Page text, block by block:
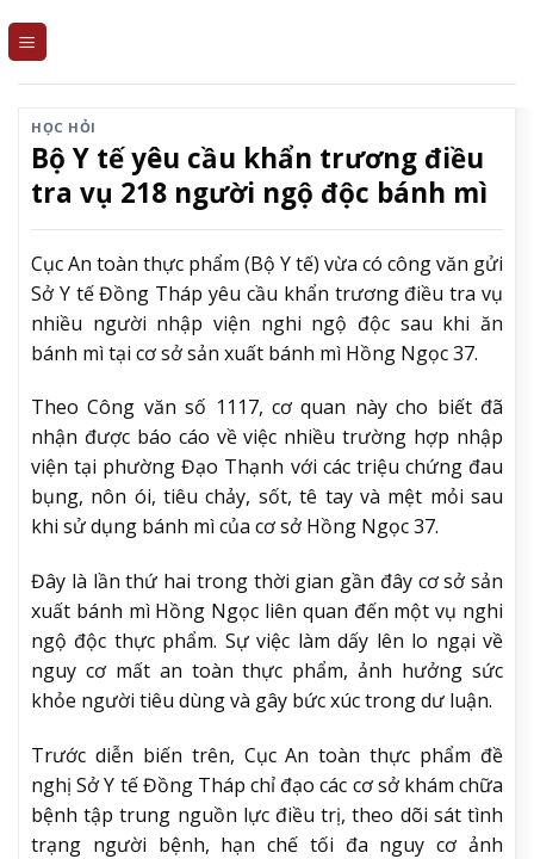
HỌC HỎI
Bộ Y tế yêu cầu khẩn trương điều
tra vụ 218 người ngộ độc bánh mì
Cục An toàn thực phẩm (Bộ Y tế) vừa có công văn gửi
Sở Y tế Đồng Tháp yêu cầu khẩn trương điều tra vụ
nhiều người nhập viện nghi ngộ độc sau khi ăn
bánh mì tại cơ sở sản xuất bánh mì Hồng Ngọc 37.
Theo Công văn số 1117, cơ quan này cho biết đã
nhận được báo cáo về việc nhiều trường hợp nhập
viện tại phường Đạo Thạnh với các triệu chứng đau
bụng, nôn ói, tiêu chảy, sốt, tê tay và mệt mỏi sau
khi sử dụng bánh mì của cơ sở Hồng Ngọc 37.
Đây là lần thứ hai trong thời gian gần đây cơ sở sản
xuất bánh mì Hồng Ngọc liên quan đến một vụ nghi
ngộ độc thực phẩm. Sự việc làm dấy lên lo ngại về
nguy cơ mất an toàn thực phẩm, ảnh hưởng sức
khỏe người tiêu dùng và gây bức xúc trong dư luận.
Trước diễn biến trên, Cục An toàn thực phẩm đề
nghị Sở Y tế Đồng Tháp chỉ đạo các cơ sở khám chữa
bệnh tập trung nguồn lực điều trị, theo dõi sát tình
trạng người bệnh, hạn chế tối đa nguy cơ ảnh